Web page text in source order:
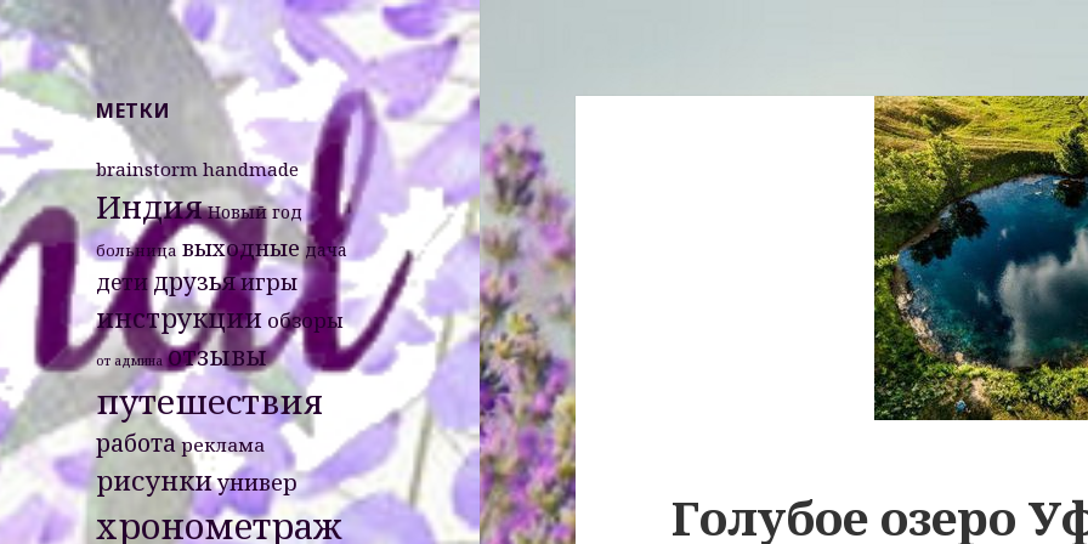
Misht-Журнал
Черный ящик
МЕТКИ
brainstorm handmade
Индия Новый год
больница выходные дача
детидрузьяигры
инструкции обзоры
от админа отзывы
путешествия
работа реклама
рисункиунивер
хронометраж Голубое озеро